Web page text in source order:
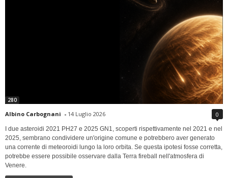
280
Albino Carbognani - 14 Luglio 2026 0
I due asteroidi 2021 PH27 e 2025 GN1, scoperti rispettivamente nel 2021 e nel
2025, sembrano condividere un'origine comune e potrebbero aver generato
una corrente di meteoroidi lungo la loro orbita. Se questa ipotesi fosse corretta,
potrebbe essere possibile osservare dalla Terra fireball nell'atmosfera di
Venere.